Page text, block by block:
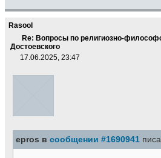
Rasool
Re: Вопросы по религиозно-
Достоевского
17.06.2025, 23:47
epros в сообщении #1690941